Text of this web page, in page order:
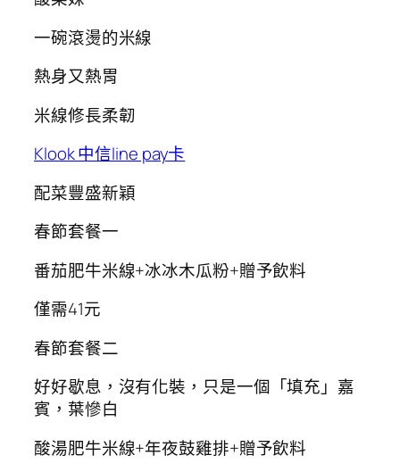
一碗滾燙的米線
熱身又熱胃
米線修長柔韌
Klook 中信line pay卡
配菜豐盛新穎
春節套餐一
番茄肥牛米線+冰冰木瓜粉+贈予飲料
僅需41元
春節套餐二
好好歇息，沒有化裝，只是一個「填充」嘉
賓，葉慘白
酸湯肥牛米線+年夜鼓雞排+贈予飲料